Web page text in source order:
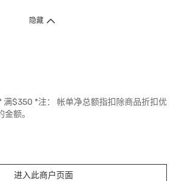
隐藏
满$350 *注： 帐单净总额指扣除商品折扣优
额。
进入此商户页面